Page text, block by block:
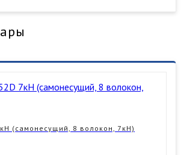
(самонесущий, 8 волокон, 7кН)